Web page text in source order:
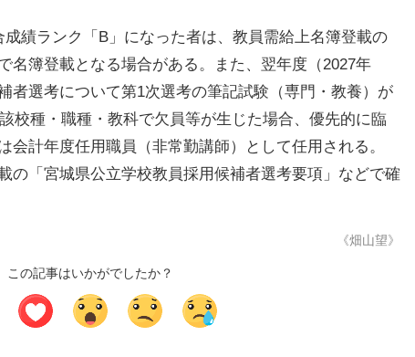
績ランク「B」になった者は、教員需給上名簿登載の
名簿登載となる場合がある。また、翌年度（2027年
者選考について第1次選考の筆記試験（専門・教養）が
校種・職種・教科で欠員等が生じた場合、優先的に臨
会計年度任用職員（非常勤講師）として任用される。
の「宮城県公立学校教員採用候補者選考要項」などで確
《畑山望》
この記事はいかがでしたか？